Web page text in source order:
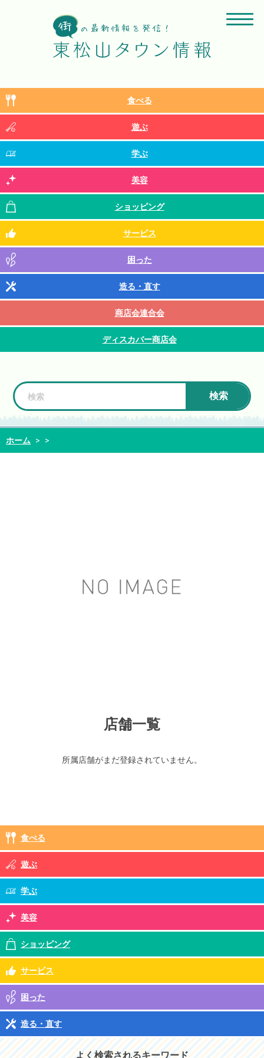
食べる
遊ぶ
学ぶ
美容
ショッピング
サービス
困った
造る・直す
商店会連合会
ディスカバー商店会
検索
ホーム > >
店舗一覧
所属店舗がまだ登録されていません。
食べる
遊ぶ
学ぶ
美容
ショッピング
サービス
困った
造る・直す
よく検索されるキーワード